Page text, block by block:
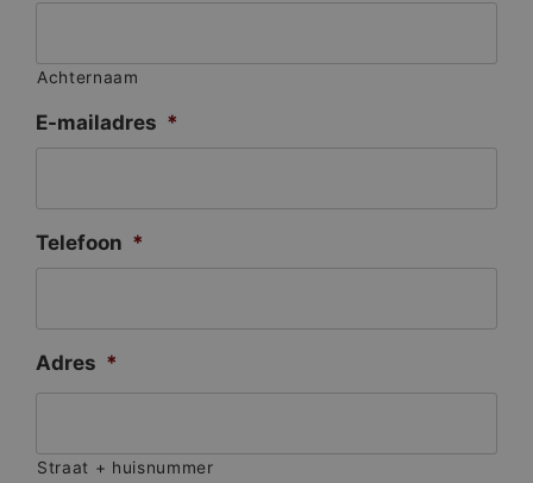
Achternaam
E-mailadres *
Telefoon *
Adres *
Straat + huisnummer